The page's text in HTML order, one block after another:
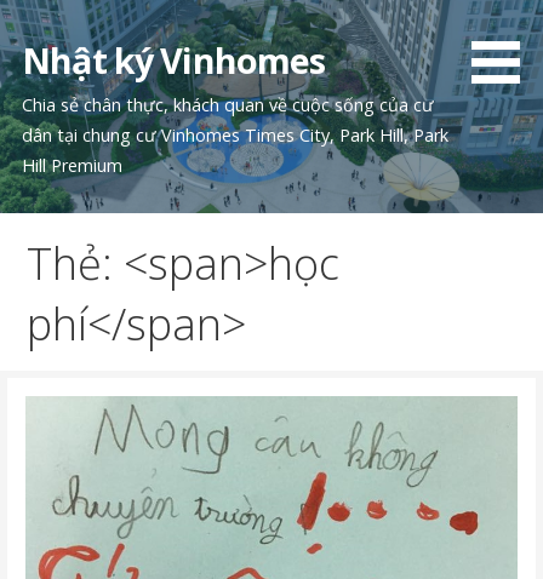
Chuyển
tới
phần
nội
dung
Nhật ký Vinhomes
Chia sẻ chân thực, khách quan về cuộc sống của cư
dân tại chung cư Vinhomes Times City, Park Hill, Park
Hill Premium
Thẻ: <span>học
phí</span>